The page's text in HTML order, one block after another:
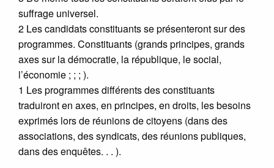
suffrage universel.
2 Les candidats constituants se présenteront sur des
programmes. Constituants (grands principes, grands
axes sur la démocratie, la république, le social,
l’économie ; ; ; ).
1 Les programmes différents des constituants
traduiront en axes, en principes, en droits, les besoins
exprimés lors de réunions de citoyens (dans des
associations, des syndicats, des réunions publiques,
dans des enquêtes. . . ).